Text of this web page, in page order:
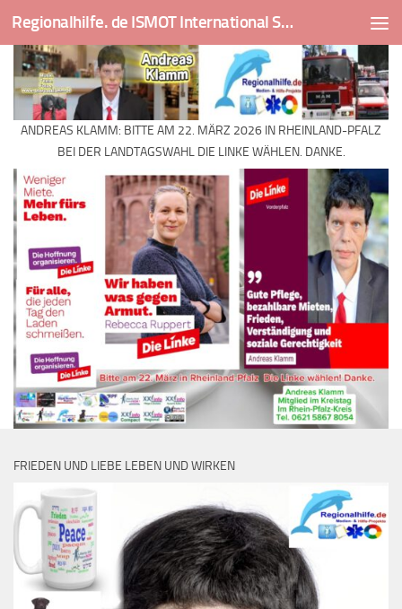
Skip to content Regionalhilfe. de ISMOT International Social And Medical Outreach Team
ANDREAS KLAMM: BITTE AM 22. MÄRZ 2026 IN RHEINLAND-PFALZ
BEI DER LANDTAGSWAHL DIE LINKE WÄHLEN. DANKE.
FRIEDEN UND LIEBE LEBEN UND WIRKEN